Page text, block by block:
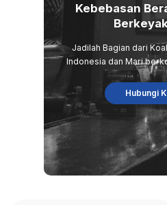
Kebebasan
Jadilah Bagian dari
Indonesia dan Mari
Hubungi